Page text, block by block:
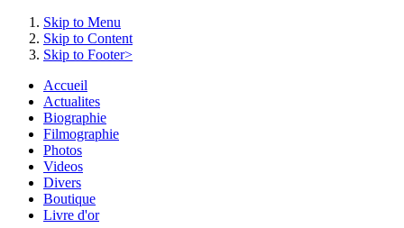
Skip to Menu
Skip to Content
Skip to Footer>
Accueil
Actualites
Biographie
Filmographie
Photos
Videos
Divers
Boutique
Livre d'or